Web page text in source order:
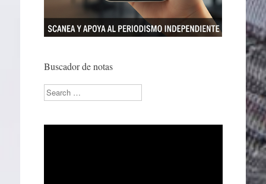
Buscador de notas
Search